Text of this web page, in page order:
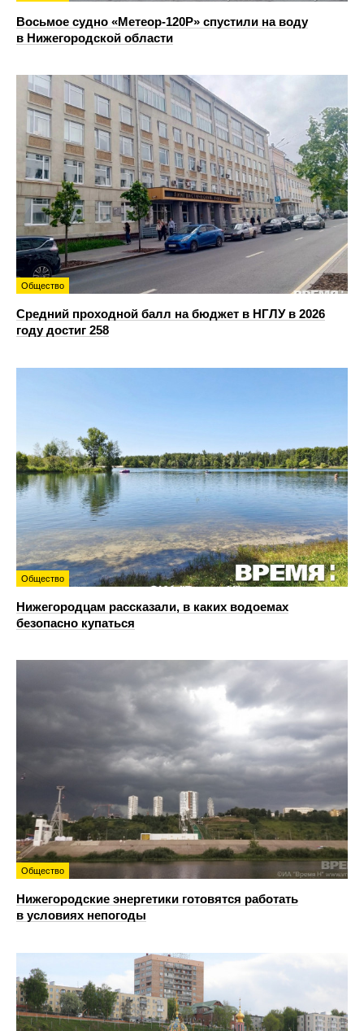
Восьмое судно «Метеор-120Р» спустили на воду
в Нижегородской области
Общество
Средний проходной балл на бюджет в НГЛУ в 2026
году достиг 258
Общество
Нижегородцам рассказали, в каких водоемах
безопасно купаться
Общество
Нижегородские энергетики готовятся работать
в условиях непогоды